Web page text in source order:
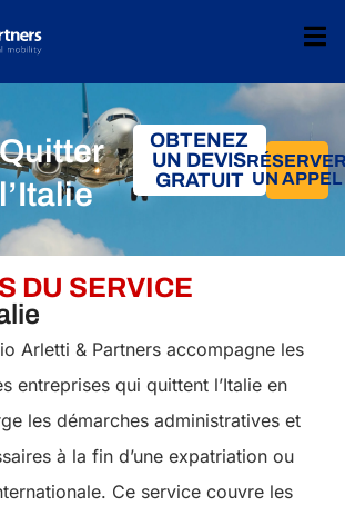
Quitter
l’Italie
OBTENEZ
UN DEVIS
GRATUIT UN APPEL
DU SERVICE
Arletti & Partners accompagne les
entreprises qui quittent l’Italie en
les démarches administratives et
à la fin d’une expatriation ou
Ce service couvre les